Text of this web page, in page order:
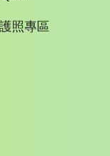
照專區